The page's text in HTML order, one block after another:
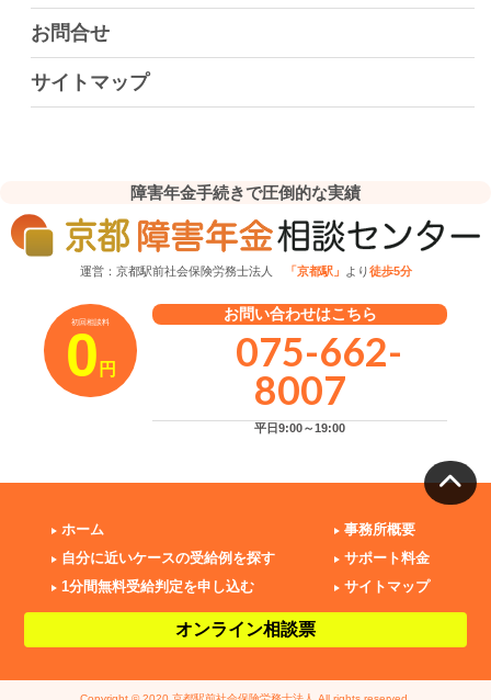
お問合せ
サイトマップ
障害年金手続きで圧倒的な実績
運営：京都駅前社会保険労務士法人 「京都駅」 より徒歩5分
初回相談料
0 円
お問い合わせはこちら
075-662-
8007
平日9:00～19:00
ホーム
自分に近いケースの受給例を探す
1分間無料受給判定を申し込む
事務所概要
サポート料金
サイトマップ
オンライン相談票